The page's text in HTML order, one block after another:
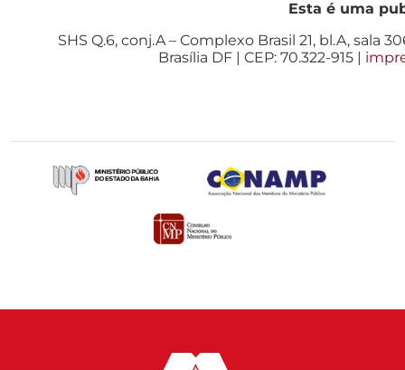
Esta é uma
SHS Q.6, conj.A – Complexo Brasil 21, bl.A, sala
Brasília DF | CEP: 70.322-915 |